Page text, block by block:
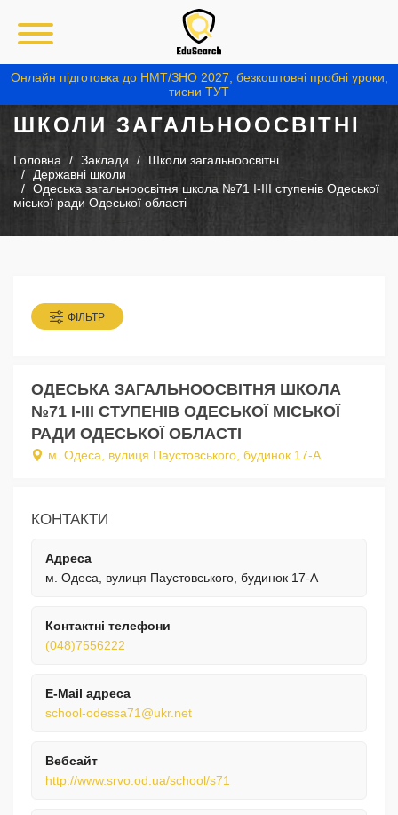
Онлайн підготовка до НМТ/ЗНО 2027, безкоштовні пробні уроки,
тисни ТУТ
ШКОЛИ ЗАГАЛЬНООСВІТНІ
Головна Заклади
Школи загальноосвітні
Державні школи
Одеська загальноосвітня школа №71 I-III ступенів Одеської
міської ради Одеської області
ФІЛЬТР
ОДЕСЬКА ЗАГАЛЬНООСВІТНЯ ШКОЛА
№71 I-III СТУПЕНІВ ОДЕСЬКОЇ МІСЬКОЇ
РАДИ ОДЕСЬКОЇ ОБЛАСТІ
м. Одеса, вулиця Паустовського, будинок 17-А
КОНТАКТИ
Адреса
м. Одеса, вулиця Паустовського, будинок 17-А
Контактні телефони
(048)7556222
E-Mail адреса
school-odessa71@ukr.net
Вебсайт
http://www.srvo.od.ua/school/s71